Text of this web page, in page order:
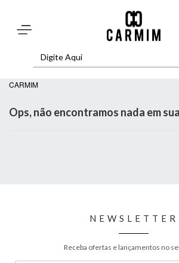
CARMIM
Ops, não encontramos nada em
NEWSLETTER
Receba ofertas e lançamentos no